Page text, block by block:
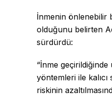
İnmenin önlenebilir
olduğunu belirten
sürdürdü:
“İnme
yöntemleri ile
riskinin